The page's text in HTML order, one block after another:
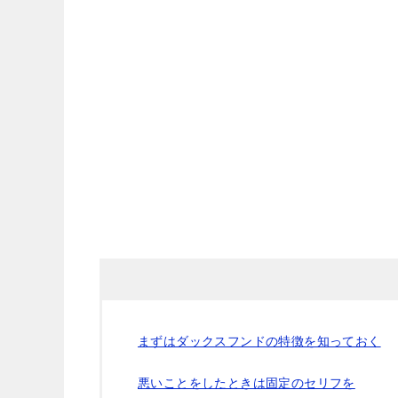
まずはダックスフンドの特徴を知っておく
悪いことをしたときは固定のセリフを